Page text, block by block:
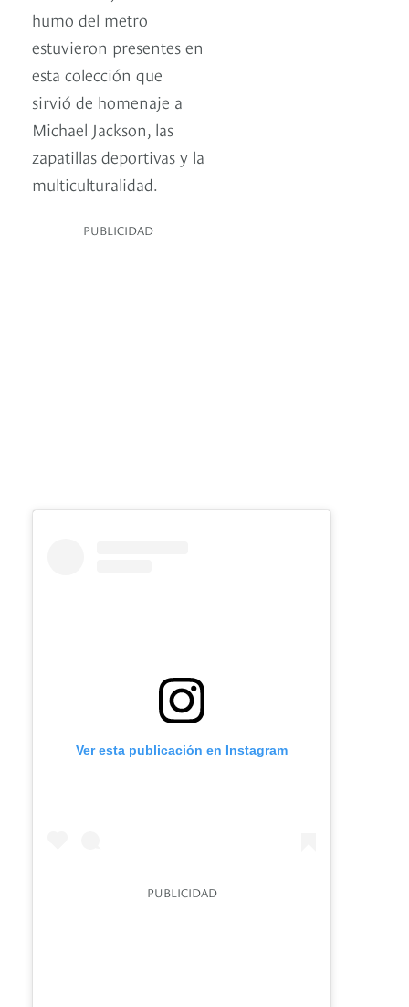
humo del metro
estuvieron presentes en
esta colección que
sirvió de homenaje a
Michael Jackson, las
zapatillas deportivas y la
multiculturalidad.
PUBLICIDAD
Ver esta publicación en Instagram
PUBLICIDAD